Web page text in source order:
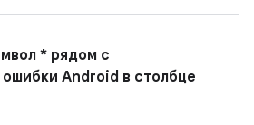
* рядом с
Android в столбце